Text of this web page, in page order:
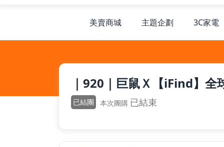
美賣商城 主題企劃
露營凹豆咖
3C家電
｜920｜巨鼠Ｘ【iFind】全
已結團 本次團購 已結束